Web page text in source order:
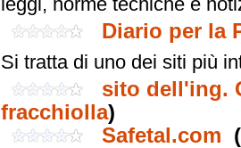
Diario per la
Si tratta di uno dei siti più
sito dell'ing.
fracchiolla)
Safetal.com